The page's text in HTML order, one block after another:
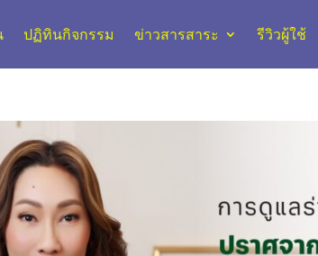
ปฏิทินกิจกรรม ข่าวสารสาระ รีวิวผู้ใช้